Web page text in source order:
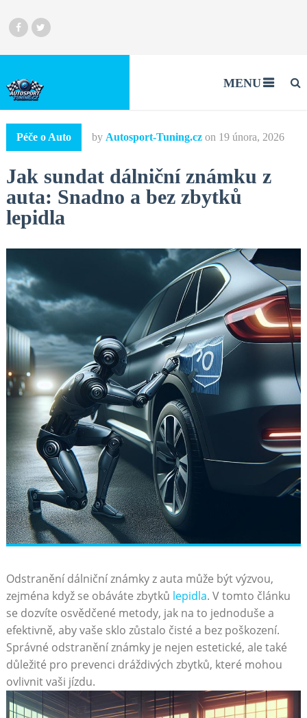
MENU
Péče o Auto by Autosport-Tuning.cz on 19 února, 2026
Jak sundat dálniční známku z
auta: Snadno a bez zbytků
lepidla
Odstranění dálniční známky z auta může být výzvou,
zejména když se obáváte zbytků lepidla. V tomto článku
se dozvíte osvědčené metody, jak na to jednoduše a
efektivně, aby vaše sklo zůstalo čisté a bez poškození.
Správné odstranění známky je nejen estetické, ale také
důležité pro prevenci dráždivých zbytků, které mohou
ovlivnit vaši jízdu.